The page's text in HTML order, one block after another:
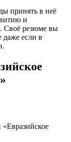
принять в неё
и
Своё резюме вы
даже если в